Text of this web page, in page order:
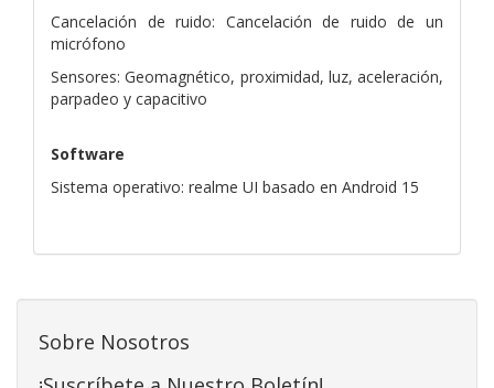
Cancelación de ruido: Cancelación de ruido de un
micrófono
Sensores: Geomagnético, proximidad, luz, aceleración,
parpadeo y capacitivo
Software
Sistema operativo: realme UI basado en Android 15
Sobre Nosotros